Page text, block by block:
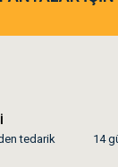
Tavşanım
Kedilerim
tedarik
14